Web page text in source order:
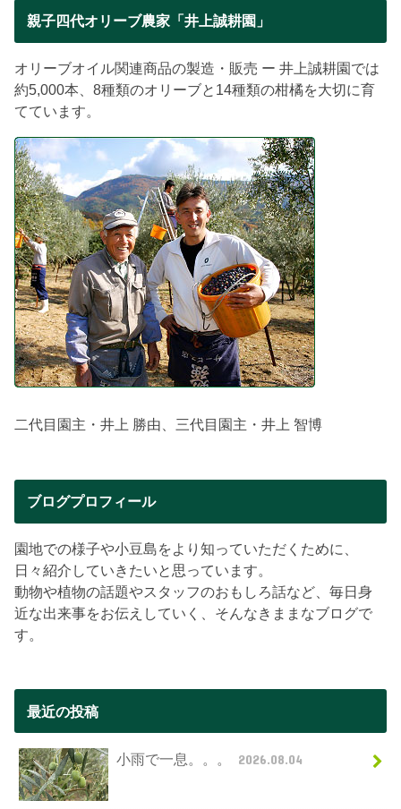
親子四代オリーブ農家「井上誠耕園」
オリーブオイル関連商品の製造・販売 ー 井上誠耕園では
約5,000本、8種類のオリーブと14種類の柑橘を大切に育
てています。
二代目園主・井上 勝由、三代目園主・井上 智博
ブログプロフィール
園地での様子や小豆島をより知っていただくために、
日々紹介していきたいと思っています。
動物や植物の話題やスタッフのおもしろ話など、毎日身
近な出来事をお伝えしていく、そんなきままなブログで
す。
最近の投稿
小雨で一息。。。 2026.08.04